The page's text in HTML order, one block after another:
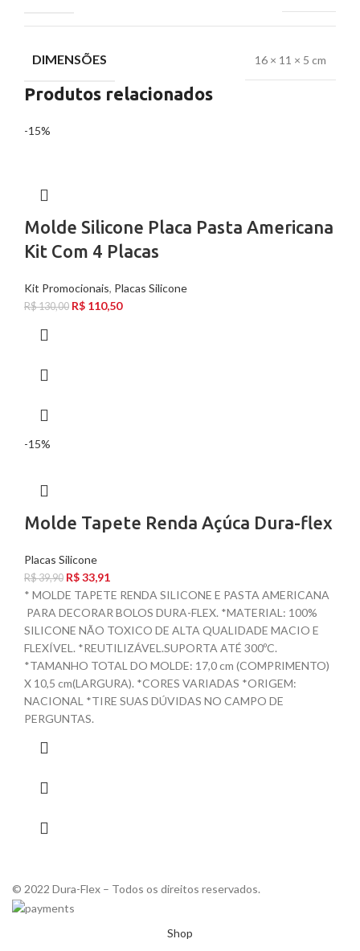
DIMENSÕES 16 × 11 × 5 cm
Produtos relacionados
-15%
Molde Silicone Placa Pasta Americana
Kit Com 4 Placas
Kit Promocionais, Placas Silicone
R$130,00 R$ 110,50
-15%
Molde Tapete Renda Açúca Dura-flex
Placas Silicone
R$39,90 R$33,91
* MOLDE TAPETE RENDA SILICONE E PASTA AMERICANA
PARA DECORAR BOLOS DURA-FLEX. *MATERIAL: 100%
SILICONE NÃO TOXICO DE ALTA QUALIDADE MACIO E
FLEXÍVEL. *REUTILIZÁVEL.SUPORTA ATÉ 300ºC.
*TAMANHO TOTAL DO MOLDE: 17,0 cm (COMPRIMENTO)
X 10,5 cm(LARGURA). *CORES VARIADAS *ORIGEM:
NACIONAL *TIRE SUAS DÚVIDAS NO CAMPO DE
PERGUNTAS.
© 2022 Dura-Flex – Todos os direitos reservados.
Shop